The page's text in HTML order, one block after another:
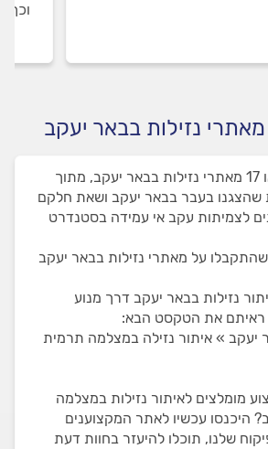
וכך
נזילות בבאר יעקב
באתר שלנו תמצאו 17 מאתרי נזילות בבאר יעקב, מתוך
שהצגנו בעבר בבאר יעקב ושאת חלקם
לצמיתות עקב אי עמידה בסטנדרט
על מאתרי נזילות בבאר יעקב
נזילות בבאר יעקב דרך מנוע
ראיתם את הטקסט הבא:
יעקב » איתור נזילה במצלמה תרמית
מומלצים לאיתור נזילות במצלמה
היכנסו עכשיו לאתר המקצוענים
שלנו, תוכלו להיעזר בחוות דעת